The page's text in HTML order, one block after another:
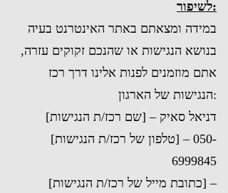
לשיפור:
במידה ומצאתם באתר האינטרנט בעיה
בנושא הנגישות או שהנכם זקוקים עזרה,
אתם מוזמנים לפנות אלינו דרך רכז
הנגישות של הארגון:
[שם רכז/ת הנגישות] – דניאל סאיק
[טלפון של רכז/ת הנגישות] – 050-
6999845
[כתובת מייל של רכז/ת הנגישות] –